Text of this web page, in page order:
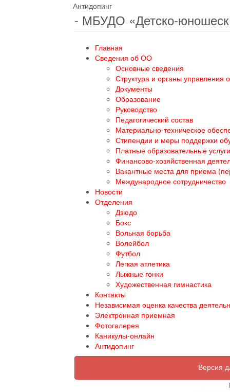
Антидопинг
- МБУДО «Детско-
Главная
Сведения об ОО
Основные сведения
Структура и органы управления
Документы
Образование
Руководство
Педагогический состав
Материально-техническое
Стипендии и меры поддержки
Платные образовательные услуги
Финансово-хозяйственная
Вакантные места для приема
Международное сотрудничество
Новости
Отделения
Дзюдо
Бокс
Вольная борьба
Волейбол
Футбол
Легкая атлетика
Лыжные гонки
Художественная гимнастика
Контакты
Независимая оценка качества
Электронная приемная
Фотогалерея
Каникулы-онлайн
Антидопинг
Версия